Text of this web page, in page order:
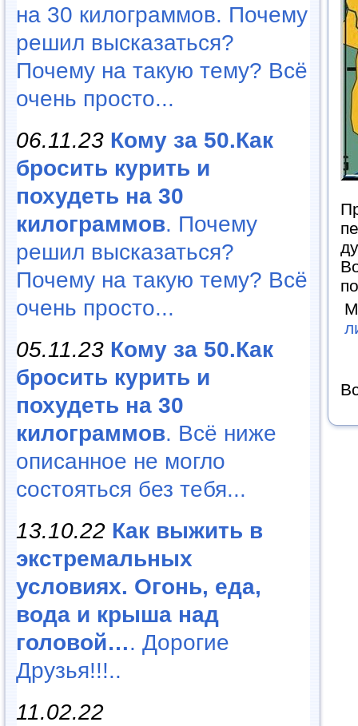
на 30 килограммов. Почему
решил высказаться?
Почему на такую тему? Всё
очень просто...
06.11.23 Кому за 50.Как
бросить курить и
похудеть на 30
килограммов. Почему
решил высказаться?
Почему на такую тему? Всё
очень просто...
05.11.23 Кому за 50.Как
бросить курить и
похудеть на 30
килограммов. Всё ниже
описанное не могло
состояться без тебя...
13.10.22 Как выжить в
экстремальных
условиях. Огонь, еда,
вода и крыша над
головой…. Дорогие
Друзья!!!..
11.02.22